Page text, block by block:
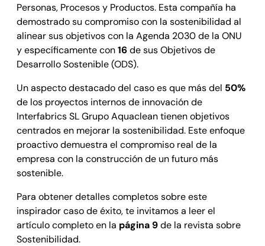
Personas, Procesos y Productos. Esta compañía ha
demostrado su compromiso con la sostenibilidad al
alinear sus objetivos con la Agenda 2030 de la ONU
y específicamente con16de sus Objetivos de
Desarrollo Sostenible (ODS).
Un aspecto destacado del caso es que más del 50%
de los proyectos internos de innovación de
Interfabrics SL Grupo Aquaclean tienen objetivos
centrados en mejorar la sostenibilidad. Este enfoque
proactivo demuestra el compromiso real de la
empresa con la construcción de un futuro más
sostenible.
Para obtener detalles completos sobre este
inspirador caso de éxito, te invitamos a leer el
artículo completo en la página 9de la revista sobre
Sostenibilidad.